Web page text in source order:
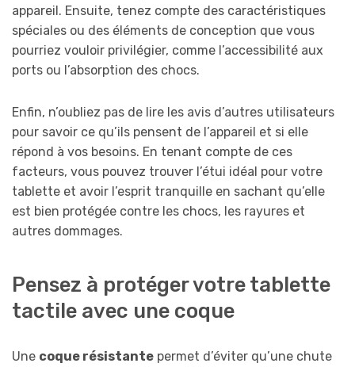
appareil. Ensuite, tenez compte des caractéristiques
spéciales ou des éléments de conception que vous
pourriez vouloir privilégier, comme l’accessibilité aux
ports ou l’absorption des chocs.
Enfin, n’oubliez pas de lire les avis d’autres utilisateurs
pour savoir ce qu’ils pensent de l’appareil et si elle
répond à vos besoins. En tenant compte de ces
facteurs, vous pouvez trouver l’étui idéal pour votre
tablette et avoir l’esprit tranquille en sachant qu’elle
est bien protégée contre les chocs, les rayures et
autres dommages.
Pensez à protéger votre tablette
tactile avec une coque
Une coque résistante permet d’éviter qu’une chute